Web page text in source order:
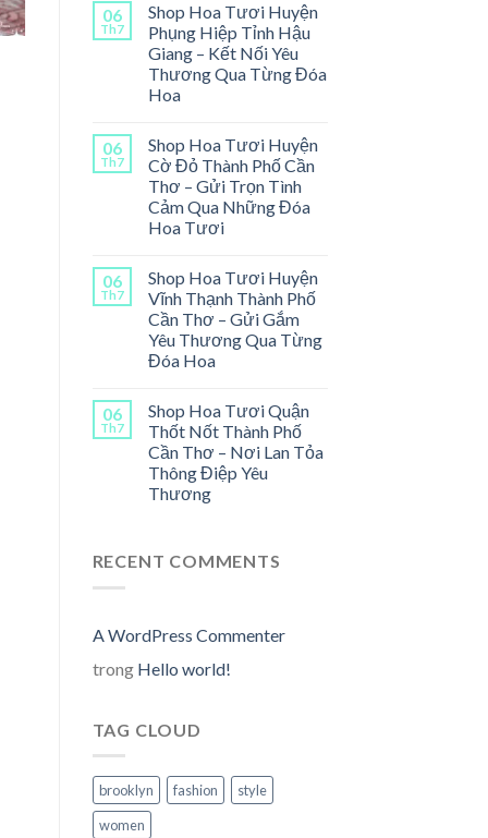
06
Th7
Shop Hoa Tươi Huyện
Phụng Hiệp Tỉnh Hậu
Giang – Kết Nối Yêu
Thương Qua Từng Đóa
Hoa
06
Th7
Shop Hoa Tươi Huyện
Cờ Đỏ Thành Phố Cần
Thơ – Gửi Trọn Tình
Cảm Qua Những Đóa
Hoa Tươi
06
Th7
Shop Hoa Tươi Huyện
Vĩnh Thạnh Thành Phố
Cần Thơ – Gửi Gắm
Yêu Thương Qua Từng
Đóa Hoa
06
Th7
Shop Hoa Tươi Quận
Thốt Nốt Thành Phố
Cần Thơ – Nơi Lan Tỏa
Thông Điệp Yêu
Thương
RECENT COMMENTS
A WordPress Commenter
trong Hello world!
TAG CLOUD
brooklyn fashion
style
women